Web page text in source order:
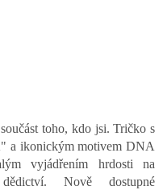
toho, kdo jsi. Tričko s
a ikonickým motivem DNA
vyjádřením hrdosti na
Nově dostupné